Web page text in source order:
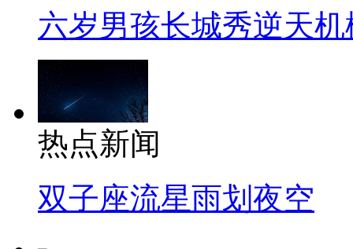
六岁男孩长城秀逆天机
热点新闻
双子座流星雨划夜空